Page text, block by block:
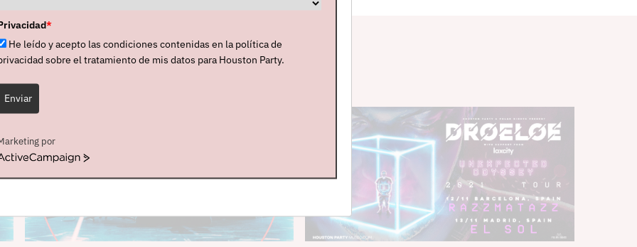
*
He leído y acepto las condiciones contenidas en la política de
sobre el tratamiento de mis datos para Houston Party.
Enviar
por